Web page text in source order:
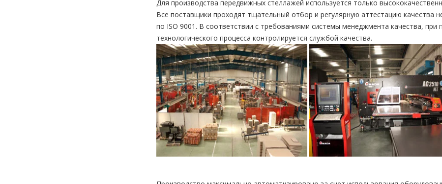
Для производства передвижных стеллажей используется только
Все поставщики проходят тщательный отбор и регулярную аттестацию качества
по ISO 9001. В соответствии с требованиями системы менеджмента качества,
технологического процесса контролируется службой качества.